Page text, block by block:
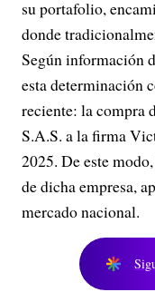
su portafolio,
donde
Según información
esta determinación
reciente: la compra
S.A.S. a la firma
2025. De este
de dicha empresa,
mercado nacional.